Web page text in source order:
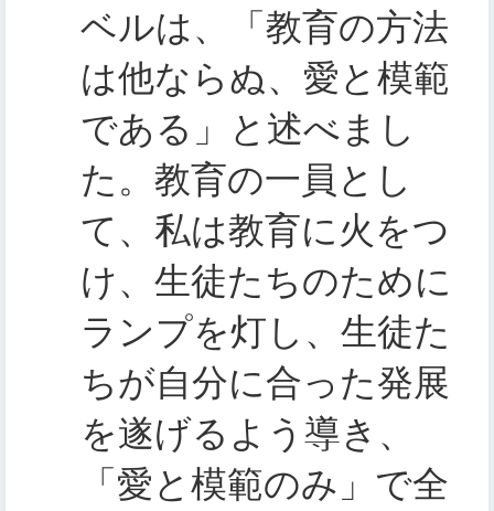
ベルは、「教育の方法
は他ならぬ、愛と模範
である」と述べまし
た。教育の一員とし
て、私は教育に火をつ
け、生徒たちのために
ランプを灯し、生徒た
ちが自分に合った発展
を遂げるよう導き、
「愛と模範のみ」で全